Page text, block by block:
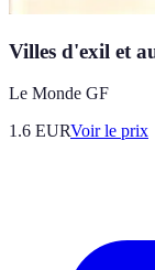
Villes d'exil et
Le Monde GF
1.6 EURVoir le prix